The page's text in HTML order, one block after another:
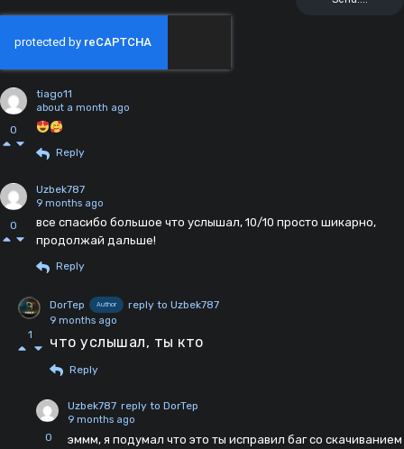
0
tiago11
about a month ago
Reply
0
Uzbek787
9 months ago
все спасибо большое что услышал, 10/10 просто шикарно,
продолжай дальше!
Reply
1
DorTep Author reply to Uzbek787
9 months ago
что услышал, ты кто
Reply
0
Uzbek787 reply to DorTep
9 months ago
эммм, я подумал что это ты исправил баг со скачиванием